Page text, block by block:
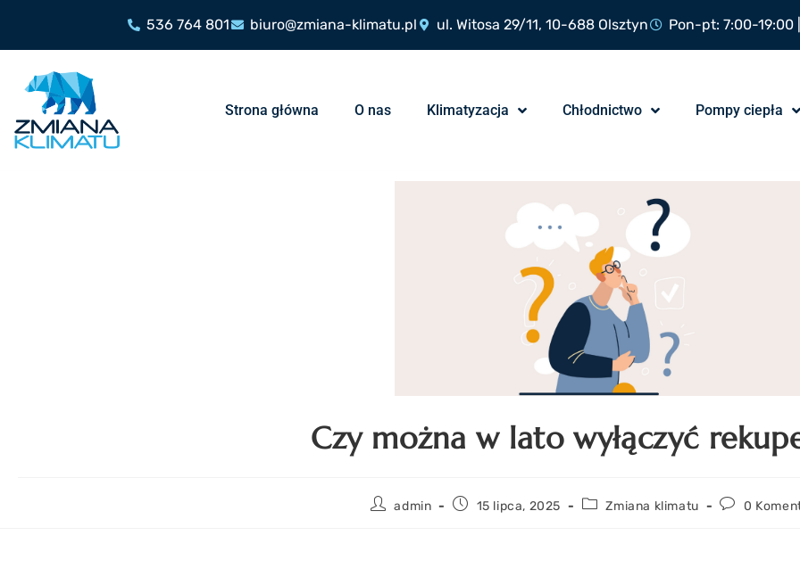
536 764 801 biuro@zmiana-klimatu.pl ul. Witosa 29/11, 10-688 Olsztyn Pon-pt: 7:00-19:00
Strona główna O nas Klimatyzacja Chłodnictwo Pompy ciepła
Czy można w lato wyłączyć
admin 15 lipca, 2025 Zmiana klimatu 0